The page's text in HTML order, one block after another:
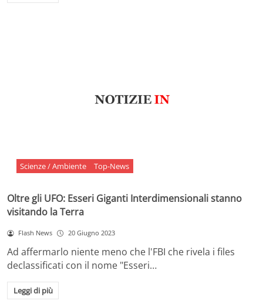
Scienze / Ambiente Top-News
Oltre gli UFO: Esseri Giganti Interdimensionali stanno
visitando la Terra
Flash News 20 Giugno 2023
Ad affermarlo niente meno che l'FBI che rivela i files
declassificati con il nome "Esseri…
Leggi di più